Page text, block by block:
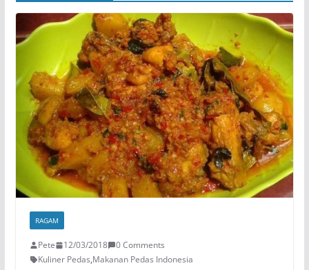
RAGAM
Pete 12/03/2018
0 Comments
Kuliner Pedas,Makanan Pedas Indonesia